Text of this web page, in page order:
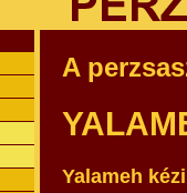
A
Yalameh